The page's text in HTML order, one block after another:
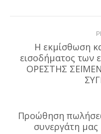
navigation
Η εκμίσθωση
εισοδήματος των
ΟΡΕΣΤΗΣ
Προώθηση
συνεργάτη